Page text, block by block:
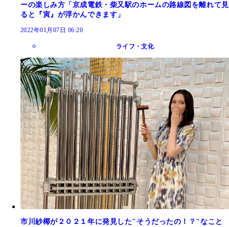
ーの楽しみ方「京成電鉄・柴又駅のホームの路線図を離れて見
ると『寅』が浮かんできます」
2022年01月07日 06:20
ライフ・文化
市川紗椰が２０２１年に発見した"そうだったの！？"なこと